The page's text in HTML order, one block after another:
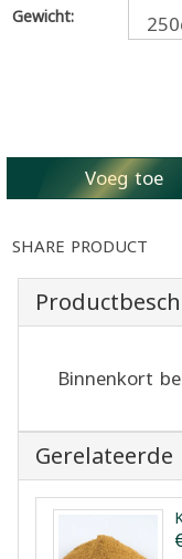
Gewicht:
Voeg toe
SHARE PRODUCT
Binnenkort